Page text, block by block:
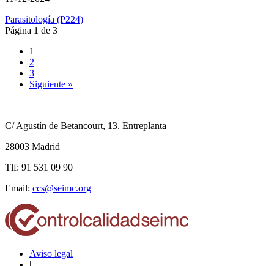
Parasitología (P224)
Página 1 de 3
1
2
3
Siguiente »
C/ Agustín de Betancourt, 13. Entreplanta
28003 Madrid
Tlf: 91 531 09 90
Email: ccs@seimc.org
Aviso legal